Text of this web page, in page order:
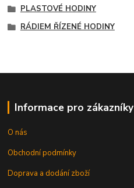
PLASTOVÉ HODINY
RÁDIEM ŘÍZENÉ HODINY
Informace pro zákazníky
O nás
Obchodní podmínky
Doprava a dodání zboží